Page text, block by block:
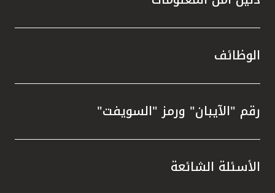
الوظائف
رقم "الآيبان" ورمز "السويفت"
الأسئلة الشائعة